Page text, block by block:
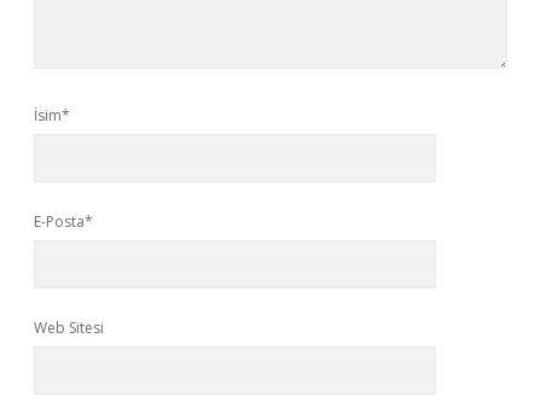
İsim*
E-Posta*
Web Sitesi